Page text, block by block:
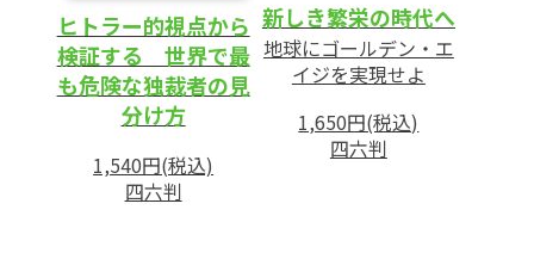
ヒトラー的視点から
検証する 世界で最
も危険な独裁者の見
分け方
1,540円(税込)
四六判
新しき繁栄の時代へ
地球にゴールデン・エ
イジを実現せよ
1,650円(税込)
四六判